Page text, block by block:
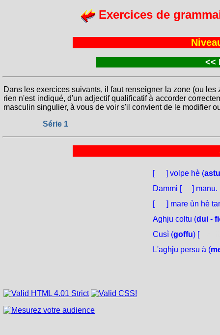
Exercices de
<<
Dans les exercices suivants, il faut renseigner la zone (ou
rien n'est indiqué, d'un adjectif qualificatif à accorder
masculin singulier, à vous de voir s'il convient de le modifier
Série 1
[ ] volpe hè (
Dammi [
] manu.
[
] mare ùn hè
Aghju coltu (dui-
Cusì (goffu) [
L'aghju persu à (